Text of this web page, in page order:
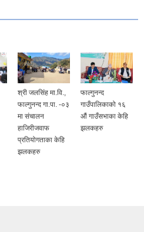
श्री जलसिंह मा.वि.,
फाल्गुनन्द गा.पा. -०३
मा संचालन
हाजिरीजवाफ
प्रतियोगताका केहि
झलकहरु
फाल्गुनन्द
गाउँपालिकाको १६
औं गाउँसभाका केहि
झलकहरु